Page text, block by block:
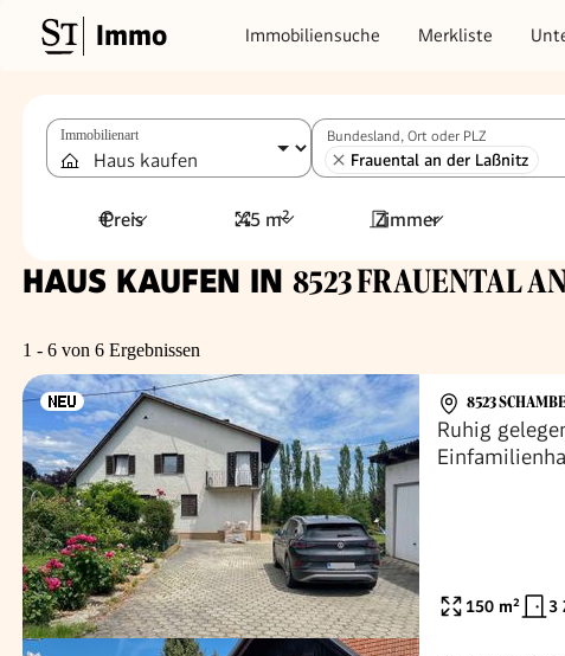
Immo Immobiliensuche Merkliste
Immobilienart Bundesland, Ort oder PLZ
Frauental an der Laßnitz
Preis 45 m² Zimmer
HAUS KAUFEN IN 8523 FRAUENTAL
1 - 6 von 6 Ergebnissen
8523
Ruhig
150 m² 3